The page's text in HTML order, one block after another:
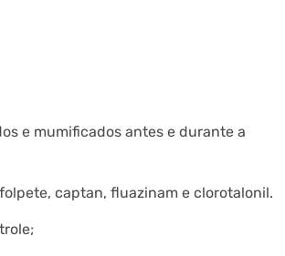
e mumificados antes e durante a
captan, fluazinam e clorotalonil.